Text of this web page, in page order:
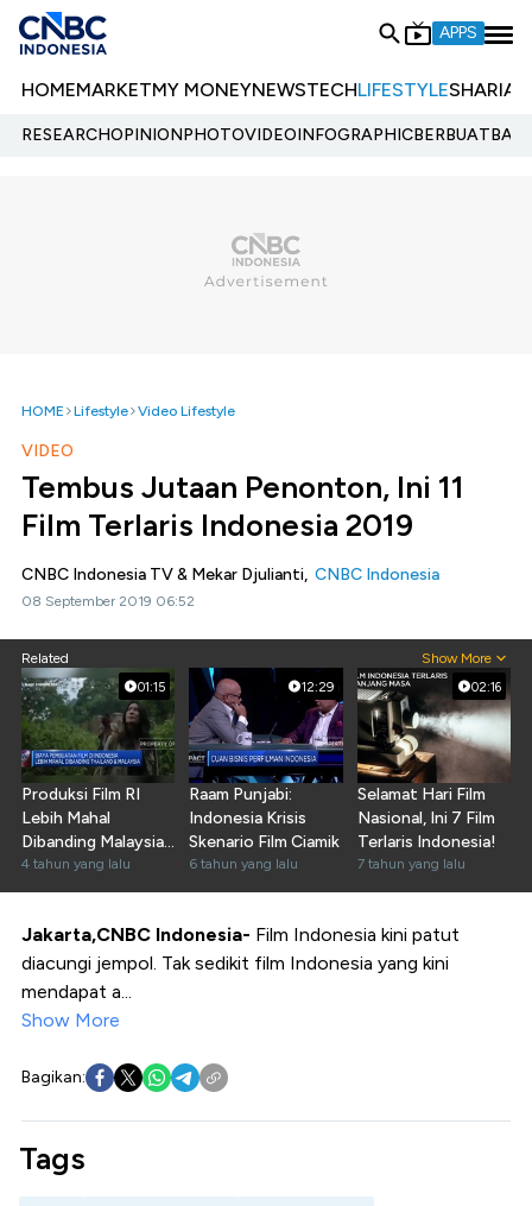
APPS
HOMEMARKETMY MONEYNEWSTECHLIFESTYLESHARIA
RESEARCHOPINIONPHOTOVIDEOINFOGRAPHIC
HOME Lifestyle Video Lifestyle
VIDEO
Tembus Jutaan Penonton, Ini 11
Film Terlaris Indonesia 2019
CNBC Indonesia TV & Mekar Djulianti, CNBC Indonesia
08 September 2019 06:52
Related Show More
01:15
Produksi Film RI
Lebih Mahal
Dibanding Malaysia,
Kenapa?
4 tahun yang lalu
12:29
Raam Punjabi:
Indonesia Krisis
Skenario Film Ciamik
6 tahun yang lalu
02:16
Selamat Hari Film
Nasional, Ini 7 Film
Terlaris Indonesia!
7 tahun yang lalu
Jakarta,CNBC Indonesia- Film Indonesia kini patut
diacungi jempol. Tak sedikit film Indonesia yang kini
mendapat a...
Show More
Bagikan:
Tags